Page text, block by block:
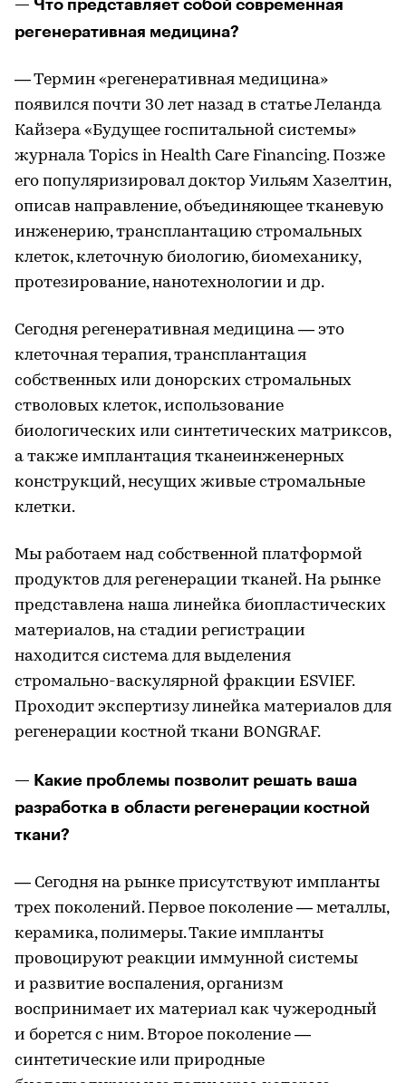
— Что представляет собой современная
регенеративная медицина?
— Термин «регенеративная медицина»
появился почти 30 лет назад в статье Леланда
Кайзера «Будущее госпитальной системы»
журнала Topics in Health Care Financing. Позже
его популяризировал доктор Уильям Хазелтин,
описав направление, объединяющее тканевую
инженерию, трансплантацию стромальных
клеток, клеточную биологию, биомеханику,
протезирование, нанотехнологии и др.
Сегодня регенеративная медицина — это
клеточная терапия, трансплантация
собственных или донорских стромальных
стволовых клеток, использование
биологических или синтетических матриксов,
а также имплантация тканеинженерных
конструкций, несущих живые стромальные
клетки.
Мы работаем над собственной платформой
продуктов для регенерации тканей. На рынке
представлена наша линейка биопластических
материалов, на стадии регистрации
находится система для выделения
стромально-васкулярной фракции ESVIEF.
Проходит экспертизу линейка материалов для
регенерации костной ткани BONGRAF.
— Какие проблемы позволит решать ваша
разработка в области регенерации костной
ткани?
— Сегодня на рынке присутствуют импланты
трех поколений. Первое поколение — металлы,
керамика, полимеры. Такие импланты
провоцируют реакции иммунной системы
и развитие воспаления, организм
воспринимает их материал как чужеродный
и борется с ним. Второе поколение —
синтетические или природные